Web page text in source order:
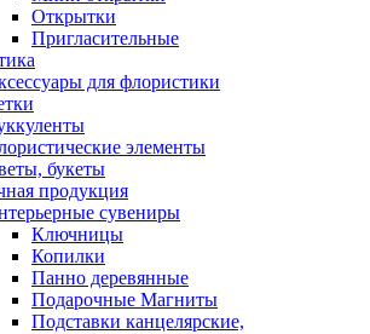
Открытки
Пригласительные
для флористики
элементы
букеты
продукция
сувениры
Ключницы
Копилки
Панно деревянные
Подарочные Магниты
Подставки канцелярские,